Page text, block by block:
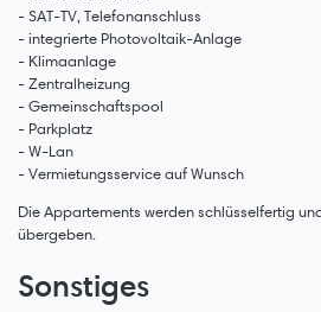
- SAT-TV, Telefonanschluss
- integrierte Photovoltaik-Anlage
- Klimaanlage
- Zentralheizung
- Gemeinschaftspool
- Parkplatz
- W-Lan
- Vermietungsservice auf Wunsch
Die Appartements werden schlüsselfertig
übergeben.
Sonstiges